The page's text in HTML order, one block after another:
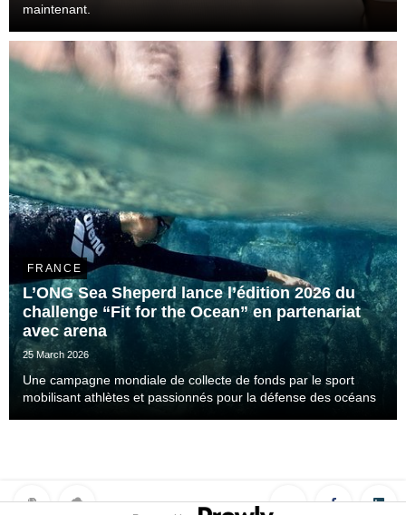
maintenant.
FRANCE
L’ONG Sea Sheperd lance l’édition 2026 du
challenge “Fit for the Ocean” en partenariat
avec arena
25 March 2026
Une campagne mondiale de collecte de fonds par le sport
mobilisant athlètes et passionnés pour la défense des océans